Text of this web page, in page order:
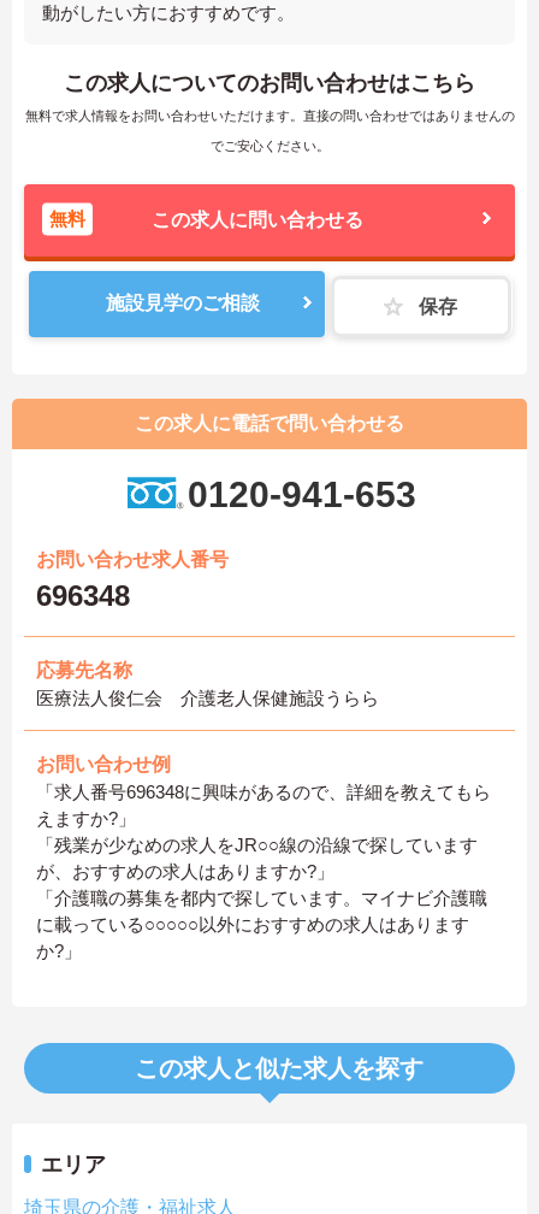
動がしたい方におすすめです。
この求人についてのお問い合わせはこちら
無料で求人情報をお問い合わせいただけます。直接の問い合わせではありませんの
でご安心ください。
無料 この求人に問い合わせる
施設見学のご相談 保存
この求人に電話で問い合わせる
0120-941-653
お問い合わせ求人番号
696348
応募先名称
医療法人俊仁会 介護老人保健施設うらら
お問い合わせ例
「求人番号696348に興味があるので、詳細を教えてもら
えますか?」
「残業が少なめの求人をJR○○線の沿線で探しています
が、おすすめの求人はありますか?」
「介護職の募集を都内で探しています。マイナビ介護職
に載っている○○○○○以外におすすめの求人はあります
か?」
この求人と似た求人を探す
エリア
埼玉県の介護・福祉求人